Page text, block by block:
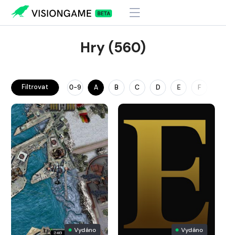
Hry (560)
Filtrovat 0-9 A B C D E F
Vydáno Vydáno